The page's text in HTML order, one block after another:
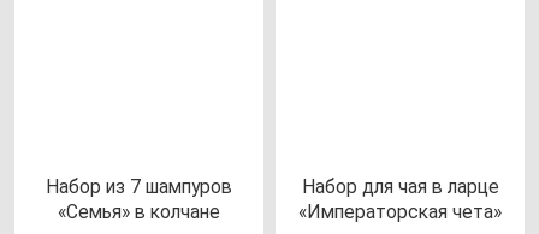
Набор из 7 шам­пу­ров
«Семья» в кол­ча­не
Набор для чая в лар­це
«Импе­ра­тор­ская че­та»